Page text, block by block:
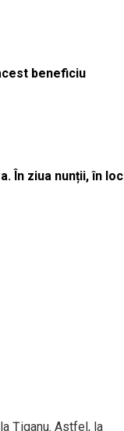
beneficiu
În ziua nunții, în loc
Țiganu. Astfel, la